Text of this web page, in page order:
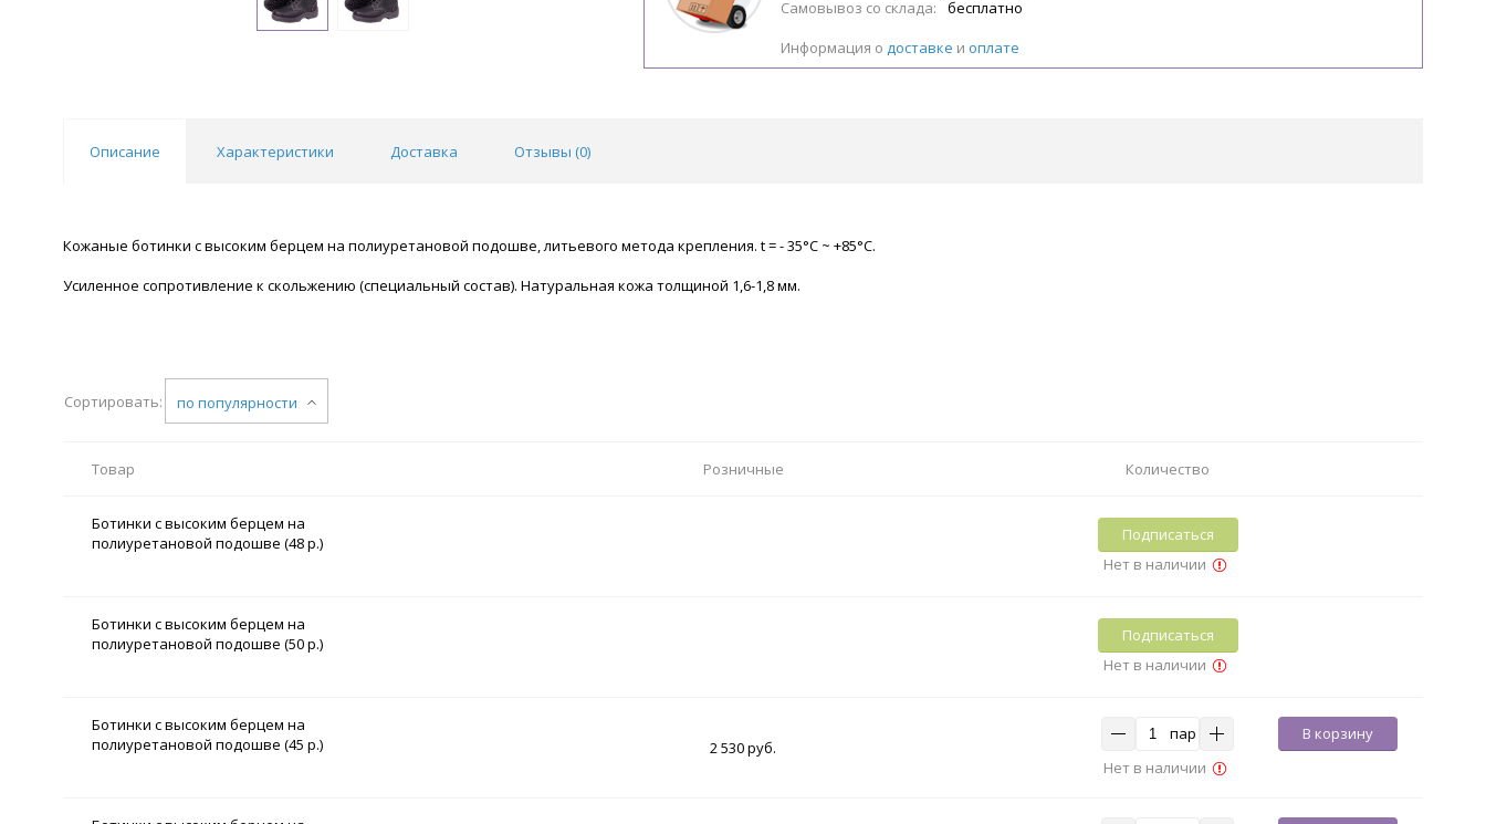
Самовывоз со склада:
бесплатно
Информация о доставке и оплате
Описание Характеристики Доставка Отзывы (0)
Кожаные ботинки с высоким берцем на полиуретановой подошве, литьевого метода крепления. t = - 35°С ~ +85°С.
Усиленное сопротивление к скольжению (специальный состав). Натуральная кожа толщиной 1,6-1,8 мм.
Сортировать: по популярности
Товар Розничные Количество
Ботинки с высоким берцем на
полиуретановой подошве (48 р.)
Подписаться
Нет в наличии
Ботинки с высоким берцем на
полиуретановой подошве (50 р.)
Подписаться
Нет в наличии
Ботинки с высоким берцем на
полиуретановой подошве (45 р.)
2 530 руб.
пар
В корзину
Нет в наличии